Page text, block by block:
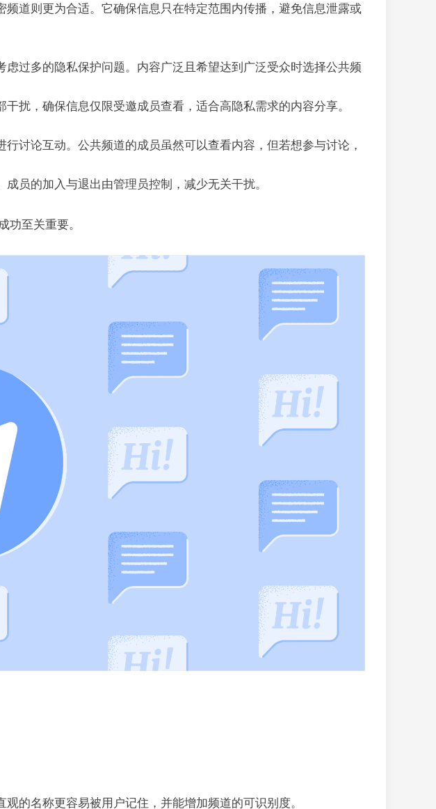
道则更为合适。它确保信息只在特定范围内传播，避免信息泄露或
过多的隐私保护问题。内容广泛且希望达到广泛受众时选择公共频
扰，确保信息仅限受邀成员查看，适合高隐私需求的内容分享。
讨论互动。公共频道的成员虽然可以查看内容，但若想参与讨论，
员的加入与退出由管理员控制，减少无关干扰。
至关重要。
的名称更容易被用户记住，并能增加频道的可识别度。